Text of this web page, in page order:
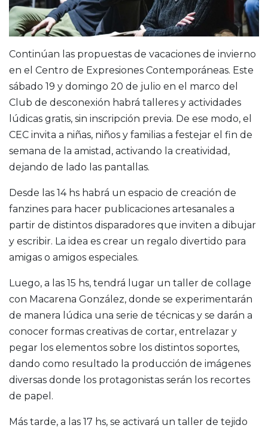
Continúan las propuestas de vacaciones de invierno
en el Centro de Expresiones Contemporáneas. Este
sábado 19 y domingo 20 de julio en el marco del
Club de desconexión habrá talleres y actividades
lúdicas gratis, sin inscripción previa. De ese modo, el
CEC invita a niñas, niños y familias a festejar el fin de
semana de la amistad, activando la creatividad,
dejando de lado las pantallas.
Desde las 14 hs habrá un espacio de creación de
fanzines para hacer publicaciones artesanales a
partir de distintos disparadores que inviten a dibujar
y escribir. La idea es crear un regalo divertido para
amigas o amigos especiales.
Luego, a las 15 hs, tendrá lugar un taller de collage
con Macarena González, donde se experimentarán
de manera lúdica una serie de técnicas y se darán a
conocer formas creativas de cortar, entrelazar y
pegar los elementos sobre los distintos soportes,
dando como resultado la producción de imágenes
diversas donde los protagonistas serán los recortes
de papel.
Más tarde, a las 17 hs, se activará un taller de tejido